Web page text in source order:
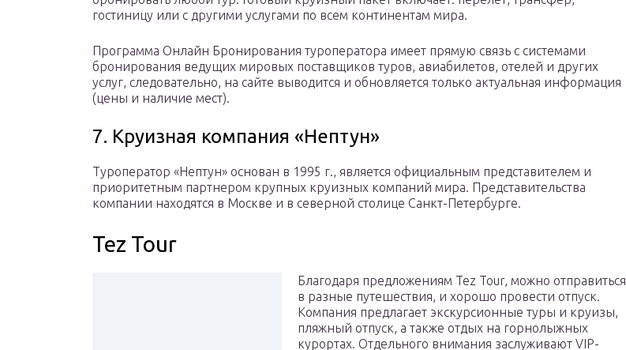
гостиницу или с другими услугами по всем континентам мира.
Программа Онлайн Бронирования туроператора имеет прямую связь с системами
бронирования ведущих мировых поставщиков туров, авиабилетов, отелей и других
услуг, следовательно, на сайте выводится и обновляется только актуальная информация
(цены и наличие мест).
7. Круизная компания «Нептун»
Туроператор «Нептун» основан в 1995 г., является официальным представителем и
приоритетным партнером крупных круизных компаний мира. Представительства
компании находятся в Москве и в северной столице Санкт-Петербурге.
Tez Tour
Благодаря предложениям Tez Tour, можно отправиться
в разные путешествия, и хорошо провести отпуск.
Компания предлагает экскурсионные туры и круизы,
пляжный отпуск, а также отдых на горнолыжных
курортах. Отдельного внимания заслуживают VIP-